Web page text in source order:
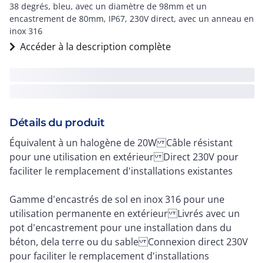
38 degrés, bleu, avec un diamètre de 98mm et un
encastrement de 80mm, IP67, 230V direct, avec un anneau en
inox 316
Accéder à la description complète
Détails du produit
Équivalent à un halogène de 20W Câble résistant
pour une utilisation en extérieur Direct 230V pour
faciliter le remplacement d'installations existantes
Gamme d'encastrés de sol en inox 316 pour une
utilisation permanente en extérieur Livrés avec un
pot d'encastrement pour une installation dans du
béton, dela terre ou du sable Connexion direct 230V
pour faciliter le remplacement d'installations